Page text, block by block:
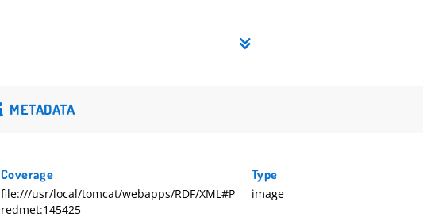
METADATA
Coverage
file:///usr/local/tomcat/webapps/RDF/XML#P
redmet:145425
Type
image